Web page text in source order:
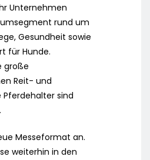
Unternehmen
rund um
Gesundheit sowie
für Hunde.
große
Reit- und
Pferdehalter sind
Messeformat an.
weiterhin in den